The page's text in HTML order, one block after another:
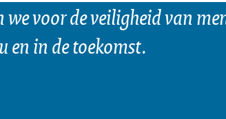
we voor de veiligheid van
en in de toekomst.